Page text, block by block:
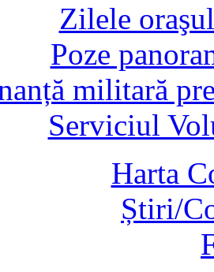
Zilele
Poze
militară
Serviciul
Harta
Știri/